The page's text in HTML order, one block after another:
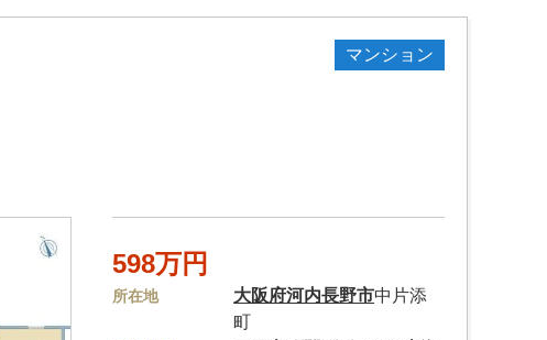
マンション
598万円
所在地 大阪府河内長野市中片添
町